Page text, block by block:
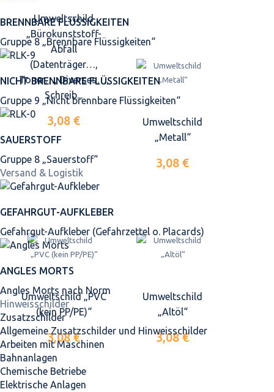
BRENNBARE FLÜSSIGKEITEN
Gruppe 8 „Brennbare Flüssigkeiten“
NICHT BRENNBARE FLÜSSIGKEITEN
Gruppe 9 „Nicht brennbare Flüssigkeiten“
SAUERSTOFF
Gruppe 8 „Sauerstoff“
Versand & Logistik
GEFAHRGUT-AUFKLEBER
Gefahrgut-Aufkleber (Gefahrzettel o. Placards)
ANGLES MORTS
Angles Morts nach Norm
Hinweisschilder
Zusatzschilder
Allgemeine Zusatzschilder und Hinweisschilder
Arbeiten mit Maschinen
Bahnanlagen
Chemische Betriebe
Elektrische Anlagen
Umweltschild
„Bürokunststoff-
Abfall
(Datenträger…,
Toner…, Diverses…,
Schreib...
3,08 €
Umweltschild
„Metall“
3,08 €
Umweltschild „PVC
(kein PP/PE)“
3,08 €
Umweltschild
„Altöl“
3,08 €